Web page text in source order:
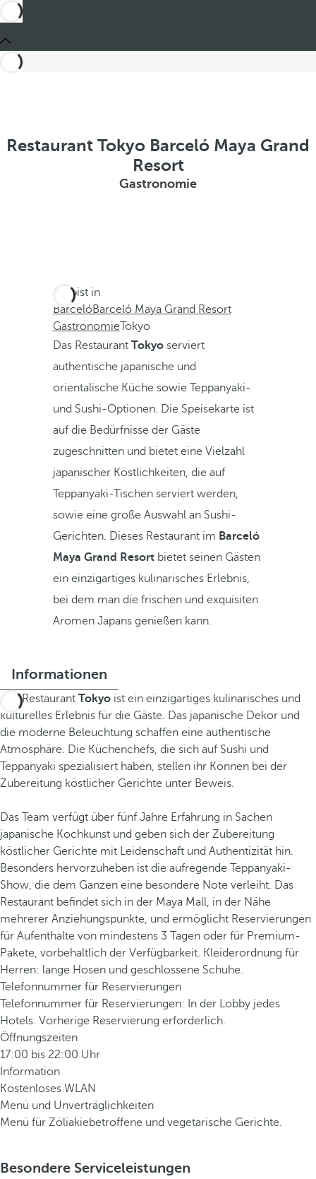
Restaurant Tokyo Barceló Maya Grand
Resort
Gastronomie
Du bist in
BarcelóBarceló Maya Grand Resort
GastronomieTokyo
Das Restaurant Tokyoserviert
authentische japanische und
orientalische Küche sowie Teppanyaki-
und Sushi-Optionen. Die Speisekarte ist
auf die Bedürfnisse der Gäste
zugeschnitten und bietet eine Vielzahl
japanischer Köstlichkeiten, die auf
Teppanyaki-Tischen serviert werden,
sowie eine große Auswahl an Sushi-
Gerichten. Dieses Restaurant im Barceló
Maya Grand Resortbietet seinen Gästen
ein einzigartiges kulinarisches Erlebnis,
bei dem man die frischen und exquisiten
Aromen Japans genießen kann.
Informationen
Das Restaurant Tokyo ist ein einzigartiges kulinarisches und
kulturelles Erlebnis für die Gäste. Das japanische Dekor und
die moderne Beleuchtung schaffen eine authentische
Atmosphäre. Die Küchenchefs, die sich auf Sushi und
Teppanyaki spezialisiert haben, stellen ihr Können bei der
Zubereitung köstlicher Gerichte unter Beweis.
Das Team verfügt über fünf Jahre Erfahrung in Sachen
japanische Kochkunst und geben sich der Zubereitung
köstlicher Gerichte mit Leidenschaft und Authentizität hin.
Besonders hervorzuheben ist die aufregende Teppanyaki-
Show, die dem Ganzen eine besondere Note verleiht. Das
Restaurant befindet sich in der Maya Mall, in der Nähe
mehrerer Anziehungspunkte, und ermöglicht Reservierungen
für Aufenthalte von mindestens 3 Tagen oder für Premium-
Pakete, vorbehaltlich der Verfügbarkeit. Kleiderordnung für
Herren: lange Hosen und geschlossene Schuhe.
Telefonnummer für Reservierungen
Telefonnummer für Reservierungen: In der Lobby jedes
Hotels. Vorherige Reservierung erforderlich.
Öffnungszeiten
17:00 bis 22:00 Uhr
Information
Kostenloses WLAN
Menü und Unverträglichkeiten
Menü für Zöliakiebetroffene und vegetarische Gerichte.
Besondere Serviceleistungen